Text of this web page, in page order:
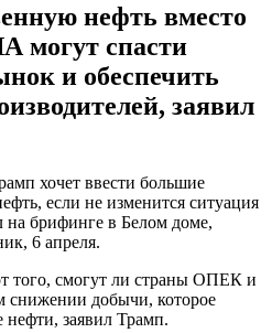
нефть вместо
могут спасти
и обеспечить
заявил
хочет ввести большие
если не изменится ситуация
на брифинге в Белом доме,
6 апреля.
того, смогут ли страны ОПЕК и
снижении добычи, которое
заявил Трамп.